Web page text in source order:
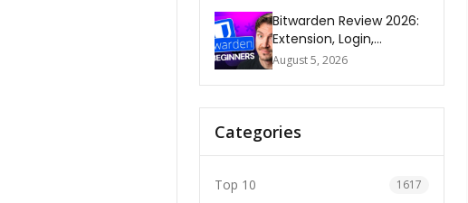
Bitwarden Review 2026:
Extension, Login,
Download, Free Plan, App
August 5, 2026
Categories
Top 10 1617